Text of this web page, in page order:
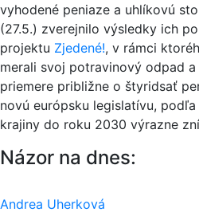
vyhodené peniaze a uhlíkovú
(27.5.) zverejnilo výsledky ich
projektu Zjedené!, v rámci
merali svoj potravinový odpad
priemere približne o štyridsať
novú európsku legislatívu,
krajiny do roku 2030 výrazne
Názor na dnes:
Andrea Uherková